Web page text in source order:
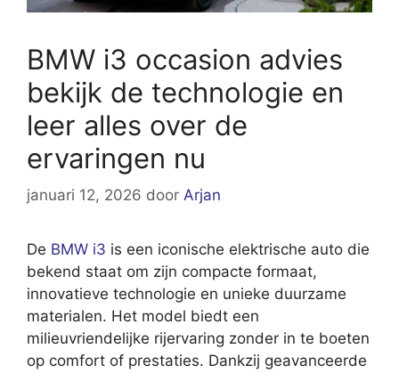
BMW i3 occasion advies
bekijk de technologie en
leer alles over de
ervaringen nu
januari 12, 2026 door Arjan
De BMW i3 is een iconische elektrische auto die
bekend staat om zijn compacte formaat,
innovatieve technologie en unieke duurzame
materialen. Het model biedt een
milieuvriendelijke rijervaring zonder in te boeten
op comfort of prestaties. Dankzij geavanceerde